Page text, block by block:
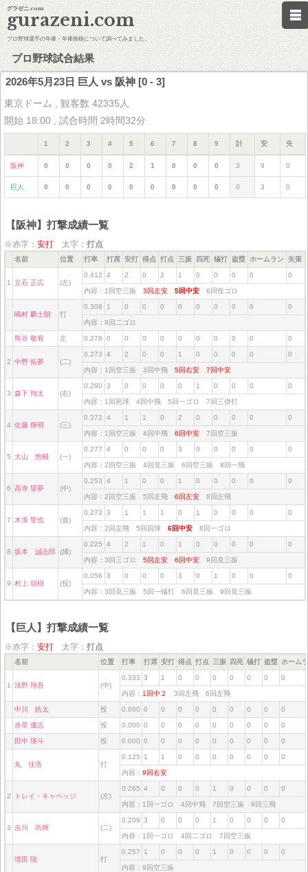
グラゼニ.com
gurazeni.com
プロ野球選手の年俸・年俸推移について調べてみました。
プロ野球試合結果
2026年5月23日 巨人 vs 阪神 [0 - 3]
東京ドーム , 観客数 42335人
開始 18:00 , 試合時間 2時間32分
1 2 3 4 5 6 7 8 9 計 安 失
阪神 0 0 0 0 2 1 0 0 0 3 9 0
巨人 0 0 0 0 0 0 0 0 0 0 3 0
【阪神】打撃成績一覧
※赤字： 安打 太字： 打点
名前 位置 打率 打席 安打 得点 打点 三振 四死 犠打 盗塁 ホームラン 失策
1 立石 正広 (左)
0.412 4 2 0 2 1 0 0 0 0 0
内容：1回空三振 3回左安 5回中安 6回投ゴロ
嶋村 麟士朗 打
0.308 1 0 0 0 0 0 0 0 0 0
内容：9回二ゴロ
熊谷 敬宥 左 0.278 0 0 0 0 0 0 0 0 0 0
2 中野 拓夢 (二)
0.273 4 2 0 0 1 0 0 0 0 0
内容：1回空三振 3回中飛 5回右安 7回中安
3 森下 翔太 (右)
0.290 3 0 0 0 0 1 0 0 0 0
内容：1回死球 4回中飛 5回一ゴロ 7回三併打
4 佐藤 輝明 (三)
0.372 4 1 1 0 2 0 0 0 0 0
内容：1回空三振 4回中飛 6回中安 7回空三振
5 大山 悠輔 (一)
0.277 4 0 0 0 3 0 0 0 0 0
内容：2回空三振 4回見三振 6回空三振 8回一飛
6 高寺 望夢 (中)
0.253 4 1 0 0 1 0 0 0 0 0
内容：2回空三振 5回左飛 6回左安 8回左飛
7 木浪 聖也 (遊)
0.273 3 1 1 1 0 1 0 0 0 0
内容：2回左飛 5回四球 6回中安 8回一ゴロ
8 坂本 誠志郎 (捕)
0.225 4 2 1 0 1 0 0 0 0 0
内容：3回三ゴロ 5回左安 6回中安 9回見三振
9 村上 頌樹 (投)
0.056 3 0 0 0 3 0 1 0 0 0
内容：3回見三振 5回一犠打 6回見三振 9回見三振
【巨人】打撃成績一覧
※赤字： 安打 太字： 打点
名前 位置 打率 打席 安打 得点 打点 三振 四死 犠打 盗塁 ホーム
1 浅野 翔吾 (中)
0.333 3 1 0 0 0 0 0 0 0
内容： 1回中２ 3回左飛 6回左飛
中川 皓太 投 0.000 0 0 0 0 0 0 0 0 0
赤星 優志 投 0.000 0 0 0 0 0 0 0 0 0
田中 瑛斗 投 0.000 0 0 0 0 0 0 0 0 0
丸 佳浩 打
0.125 1 1 0 0 0 0 0 0 0
内容： 9回右安
2 トレイ・キャベッジ (左)
0.265 4 0 0 0 1 0 0 0 0
内容：1回一ゴロ 4回中飛 7回空三振 9回三飛
3 吉川 尚輝 (二)
0.209 3 0 0 0 1 0 0 0 0
内容：1回一ゴロ 4回二ゴロ 7回空三振
増田 陸 打
0.257 1 0 0 0 1 0 0 0 0
内容：9回空三振